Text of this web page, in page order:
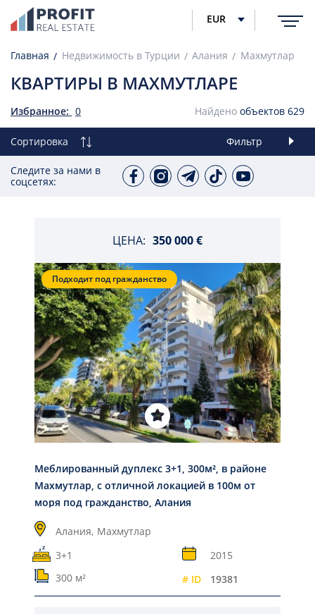
EUR
Главная Недвижимость в Турции Алания Махмутлар
КВАРТИРЫ В МАХМУТЛАРЕ
Избранное: 0 Найдено объектов 629
Сортировка Фильтр
Следите за нами в
соцсетях:
ЦЕНА: 350 000 €
Подходит под гражданство
Меблированный дуплекс 3+1, 300м², в районе
Махмутлар, с отличной локацией в 100м от
моря под гражданство, Алания
Алания, Махмутлар
3+1
2015
300 м²
# ID 19381